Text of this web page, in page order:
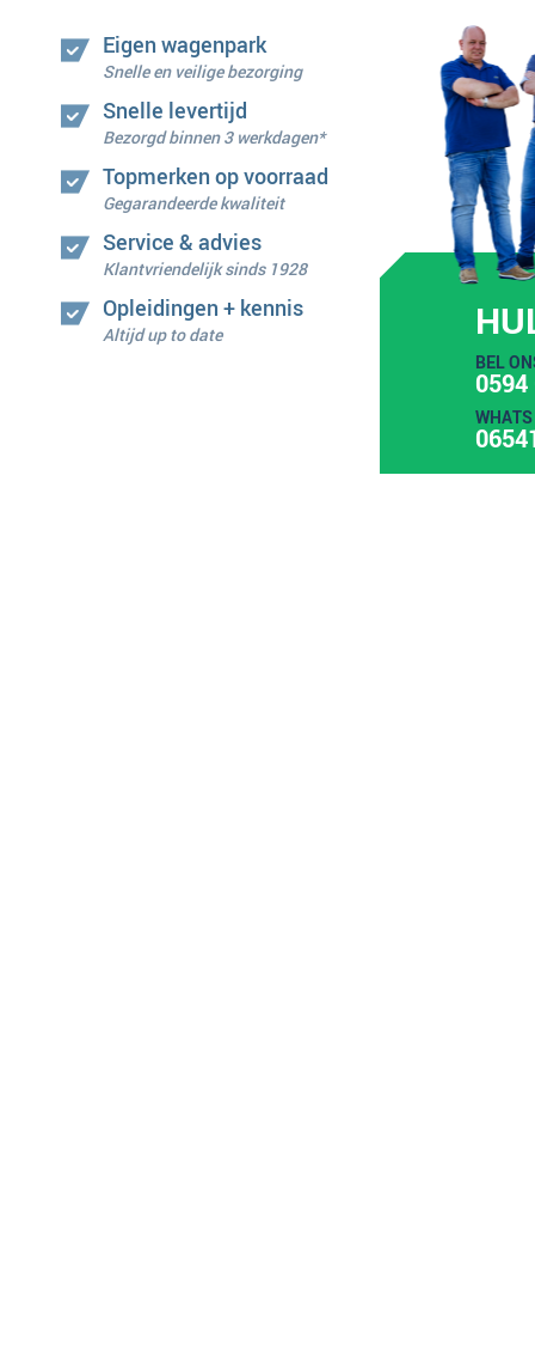
Eigen wagenpark
Snelle en veilige bezorging
Snelle levertijd
Bezorgd binnen 3 werkdagen*
Topmerken op voorraad
Gegarandeerde kwaliteit
Service & advies
Klantvriendelijk sinds 1928
Opleidingen + kennis
Altijd up to date
BEL
0594
WHATS